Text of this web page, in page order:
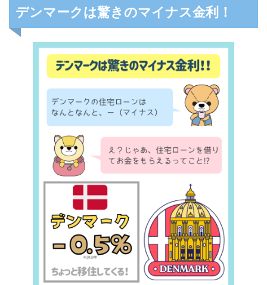
デンマークは驚きのマイナス金利！